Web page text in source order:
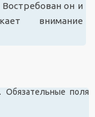
он и
внимание
Обязательные поля